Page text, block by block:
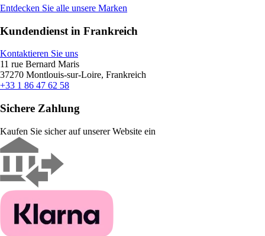
Entdecken Sie alle unsere Marken
Kundendienst in Frankreich
Kontaktieren Sie uns
11 rue Bernard Maris
37270 Montlouis-sur-Loire, Frankreich
+33 1 86 47 62 58
Sichere Zahlung
Kaufen Sie sicher auf unserer Website ein